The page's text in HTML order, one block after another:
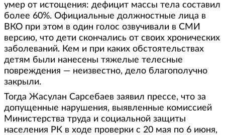
умер от истощения: дефицит массы тела составил
более 60%. Официальные должностные лица в
ВКО при этом в один голос озвучивали в СМИ
версию, что дети скончались от своих хронических
заболеваний. Кем и при каких обстоятельствах
детям были нанесены тяжелые телесные
повреждения — неизвестно, дело благополучно
закрыли.
Тогда Жасулан Сарсебаев заявил прессе, что за
допущенные нарушения, выявленные комиссией
Министерства труда и социальной защиты
населения РК в ходе проверки с 20 мая по 6 июня,